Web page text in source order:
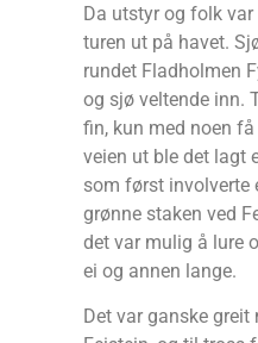
Da utstyr og folk
turen ut på havet.
rundet Fladholmen
og sjø veltende inn.
fin, kun med noen
veien ut ble det lagt
som først involverte
grønne staken ved
det var mulig å lure
ei og annen lange.
Det var ganske greit